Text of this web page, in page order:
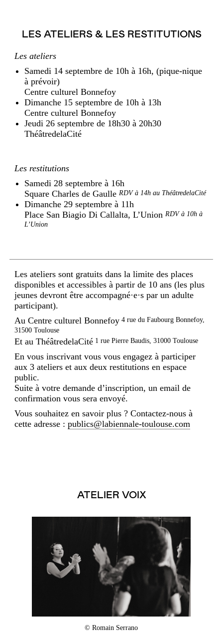
LES ATELIERS & LES RESTITUTIONS
Les ateliers
Samedi 14 septembre de 10h à 16h, (pique-nique
à prévoir)
Centre culturel Bonnefoy
Dimanche 15 septembre de 10h à 13h
Centre culturel Bonnefoy
Jeudi 26 septembre de 18h30 à 20h30
ThéâtredelaCité
Les restitutions
Samedi 28 septembre à 16h
Square Charles de Gaulle RDV à 14h au ThéâtredelaCité
Dimanche 29 septembre à 11h
Place San Biagio Di Callalta, L’Union RDV à 10h à
L’Union
Les ateliers sont gratuits dans la limite des places
disponibles et accessibles à partir de 10 ans (les plus
jeunes devront être accompagné·e·s par un adulte
participant).
Au Centre culturel Bonnefoy 4 rue du Faubourg Bonnefoy,
31500 Toulouse
Et au ThéâtredelaCité 1 rue Pierre Baudis, 31000 Toulouse
En vous inscrivant vous vous engagez à participer
aux 3 ateliers et aux deux restitutions en espace
public.
Suite à votre demande d’inscription, un email de
confirmation vous sera envoyé.
Vous souhaitez en savoir plus ? Contactez-nous à
cette adresse : publics@labiennale-toulouse.com
ATELIER VOIX
© Romain Serrano